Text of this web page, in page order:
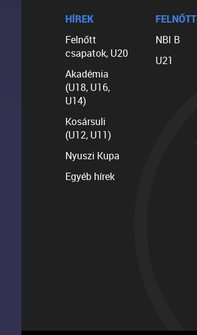
HÍREK
Felnőtt
csapatok, U20
Akadémia
(U18, U16,
U14)
Kosársuli
(U12, U11)
Nyuszi Kupa
Egyéb hírek
FELNŐTT
NBI B
U21